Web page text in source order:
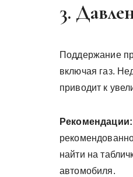
3.
Поддержание
включая газ.
приводит к
Рекомендации:
найти на
автомобиля.